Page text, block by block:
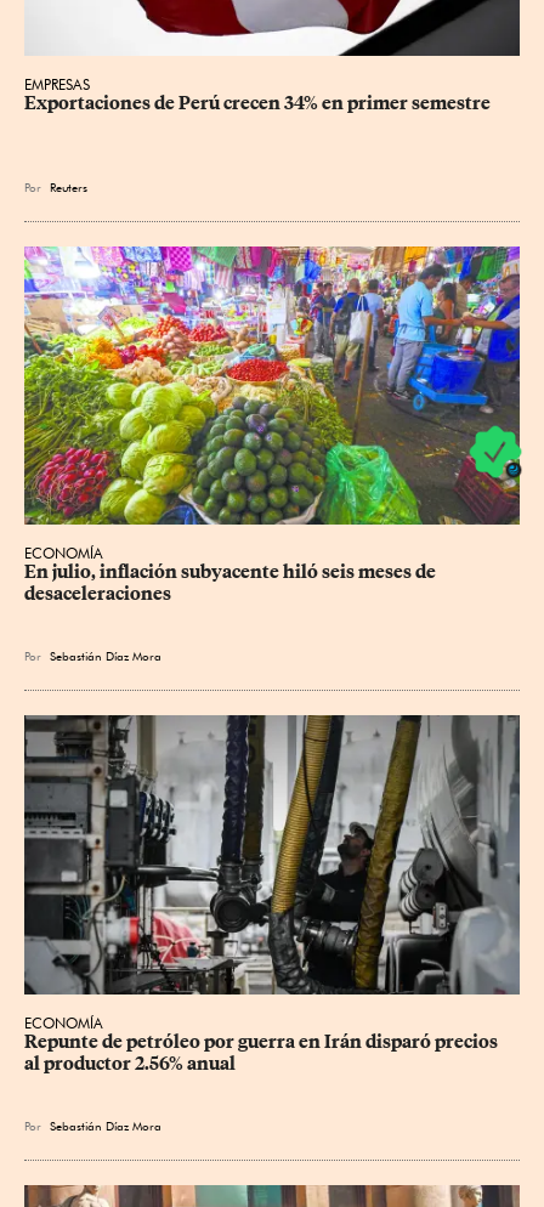
EMPRESAS
Exportaciones de Perú crecen 34% en primer semestre
Por Reuters
ECONOMÍA
En julio, inflación subyacente hiló seis meses de
desaceleraciones
Por Sebastián Díaz Mora
ECONOMÍA
Repunte de petróleo por guerra en Irán disparó precios
al productor 2.56% anual
Por Sebastián Díaz Mora